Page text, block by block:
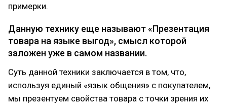
примерки.
Данную технику еще называют «Презентация
товара на языке выгод», смысл которой
заложен уже в самом названии.
Суть данной техники заключается в том, что,
используя единый «язык общения» с покупателем,
мы презентуем свойства товара с точки зрения их